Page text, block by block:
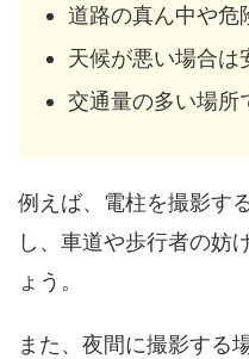
道路の真ん中や危
天候が悪い場合は
交通量の多い場所
例えば、電柱を撮影す
し、車道や歩行者の妨
ょう。
また、夜間に撮影する